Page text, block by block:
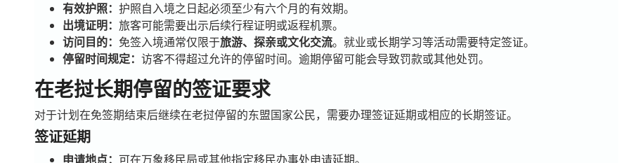
有效护照： 护照自入境之日起必须至少有六个月的有效期。
出境证明： 旅客可能需要出示后续行程证明或返程机票。
访问目的： 免签入境通常仅限于旅游、探亲或文化交流。就业或长期学习等活动需要特定签证。
停留时间规定： 访客不得超过允许的停留时间。逾期停留可能会导致罚款或其他处罚。
在老挝长期停留的签证要求
对于计划在免签期结束后继续在老挝停留的东盟国家公民，需要办理签证延期或相应的长期签证。
签证延期
申请地点： 可在万象移民局或其他指定移民办事处申请延期。